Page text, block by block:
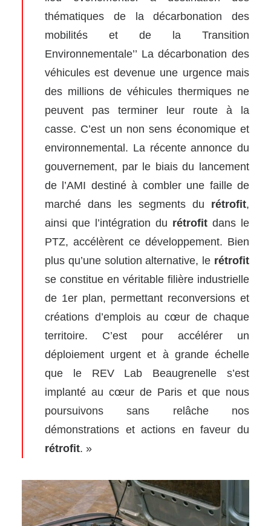
thématiques de la décarbonation des
mobilités et de la Transition
Environnementale’’ La décarbonation des
véhicules est devenue une urgence mais
des millions de véhicules thermiques ne
peuvent pas terminer leur route à la
casse. C’est un non sens économique et
environnemental. La récente annonce du
gouvernement, par le biais du lancement
de l’AMI destiné à combler une faille de
marché dans les segments du rétrofit,
ainsi que l’intégration du rétrofit dans le
PTZ, accélèrent ce développement. Bien
plus qu’une solution alternative, le rétrofit
se constitue en véritable filière industrielle
de 1er plan, permettant reconversions et
créations d’emplois au cœur de chaque
territoire. C’est pour accélérer un
déploiement urgent et à grande échelle
que le REV Lab Beaugrenelle s’est
implanté au cœur de Paris et que nous
poursuivons sans relâche nos
démonstrations et actions en faveur du
rétrofit. »